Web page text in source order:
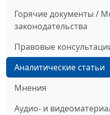
Горячие документы /
законодательства
Правовые
Аналитические статьи
Мнения
Аудио- и